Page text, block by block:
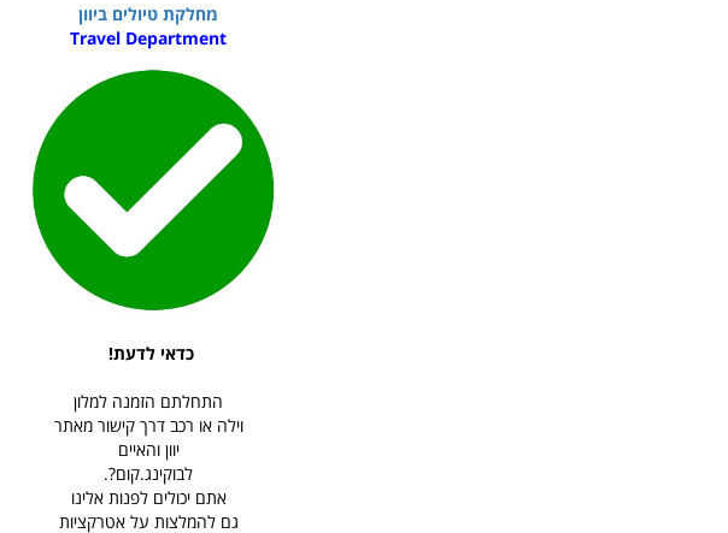
מחלקת טיולים ביוון
Travel Department
כדאי לדעת!
התחלתם הזמנה למלון
וילה או רכב דרך קישור מאתר
יוון והאיים
לבוקינג.קום?.
אתם יכולים לפנות אלינו
גם להמלצות על אטרקציות